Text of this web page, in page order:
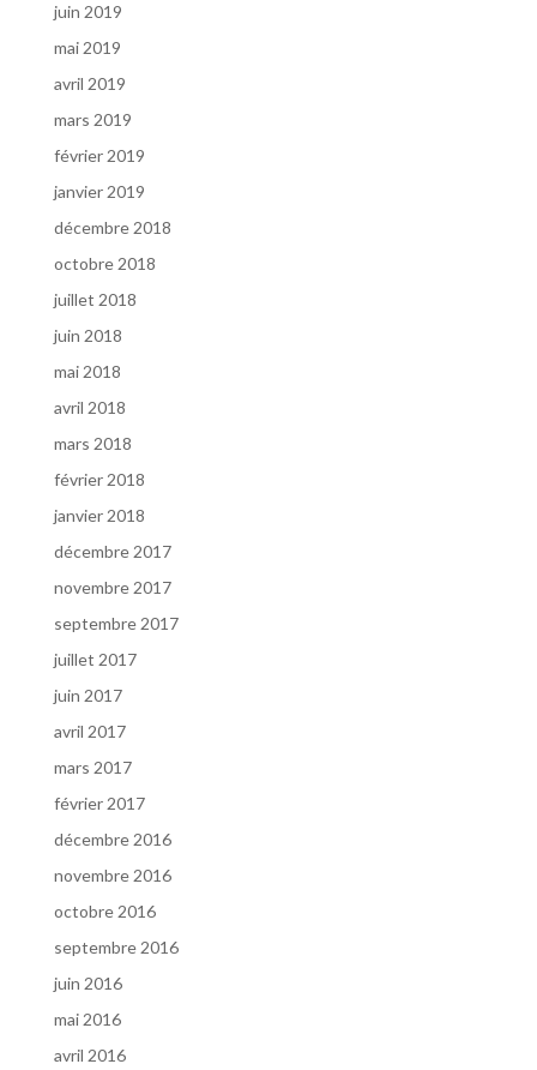
juin 2019
mai 2019
avril 2019
mars 2019
février 2019
janvier 2019
décembre 2018
octobre 2018
juillet 2018
juin 2018
mai 2018
avril 2018
mars 2018
février 2018
janvier 2018
décembre 2017
novembre 2017
septembre 2017
juillet 2017
juin 2017
avril 2017
mars 2017
février 2017
décembre 2016
novembre 2016
octobre 2016
septembre 2016
juin 2016
mai 2016
avril 2016